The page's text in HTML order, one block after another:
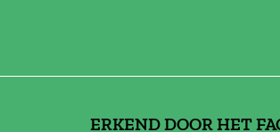
ERKEND DOOR HET